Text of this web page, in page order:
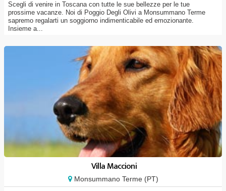
Scegli di venire in Toscana con tutte le sue bellezze per le tue
prossime vacanze. Noi di Poggio Degli Olivi a Monsummano Terme
sapremo regalarti un soggiorno indimenticabile ed emozionante.
Insieme a...
Villa Maccioni
Monsummano Terme (PT)